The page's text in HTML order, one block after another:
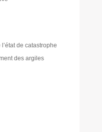
de catastrophe
des argiles